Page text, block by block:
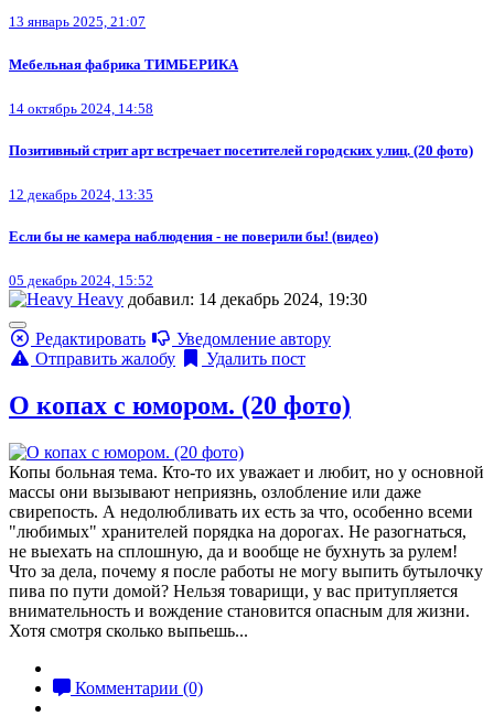
13 январь 2025, 21:07
Мебельная фабрика ТИМБЕРИКА
14 октябрь 2024, 14:58
Позитивный стрит арт встречает посетителей городских улиц. (20 фото)
12 декабрь 2024, 13:35
Если бы не камера наблюдения - не поверили бы! (видео)
05 декабрь 2024, 15:52
Heavy добавил: 14 декабрь 2024, 19:30
Редактировать
Уведомление автору
Отправить жалобу
Удалить пост
О копах с юмором. (20 фото)
Копы больная тема. Кто-то их уважает и любит, но у основной
массы они вызывают неприязнь, озлобление или даже
свирепость. А недолюбливать их есть за что, особенно всеми
"любимых" хранителей порядка на дорогах. Не разогнаться,
не выехать на сплошную, да и вообще не бухнуть за рулем!
Что за дела, почему я после работы не могу выпить бутылочку
пива по пути домой? Нельзя товарищи, у вас притупляется
внимательность и вождение становится опасным для жизни.
Хотя смотря сколько выпьешь...
Комментарии (0)